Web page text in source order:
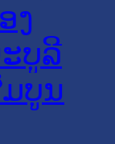
ງ
ບູລີ
ບູນ